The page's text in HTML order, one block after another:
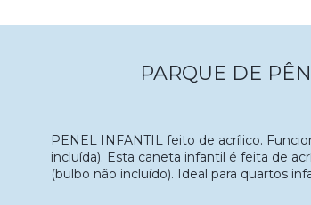
PARQUE DE
PENEL INFANTIL feito de acrílico.
incluída). Esta caneta infantil é feita de
(bulbo não incluído). Ideal para quartos